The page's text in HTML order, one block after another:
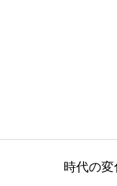
時代の変